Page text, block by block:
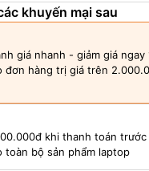
khuyến mại sau
giá nhanh - giảm giá ngay
đơn hàng trị giá trên
khi thanh toán trước
toàn bộ sản phẩm laptop